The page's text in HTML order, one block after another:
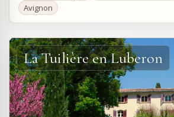
Avignon
La Tuilière en Luberon